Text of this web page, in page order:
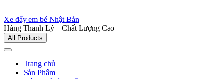
Xe đẩy em bé Nhật Bản
Hàng Thanh Lý – Chất Lượng Cao
All Products
Trang chủ
Sản Phẩm